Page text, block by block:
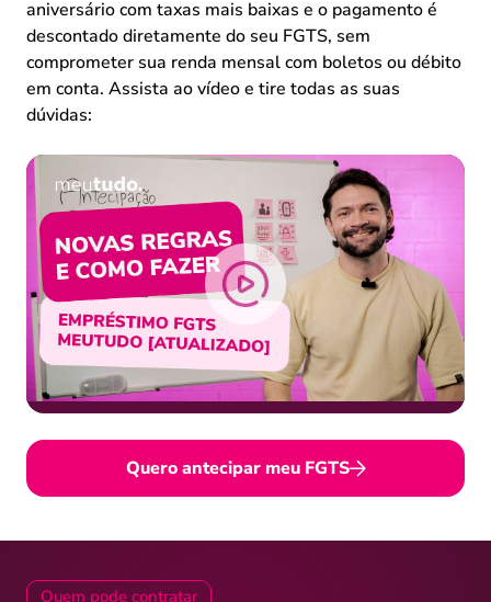
aniversário com taxas mais baixas e o pagamento é
descontado diretamente do seu FGTS, sem
comprometer sua renda mensal com boletos ou débito
em conta. Assista ao vídeo e tire todas as suas
dúvidas:
Quero antecipar meu FGTS
Quem pode contratar